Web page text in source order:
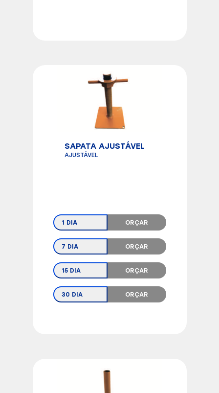
SAPATA AJUSTÁVEL
AJUSTÁVEL
1 DIA ORÇAR
7 DIA ORÇAR
15 DIA ORÇAR
30 DIA ORÇAR